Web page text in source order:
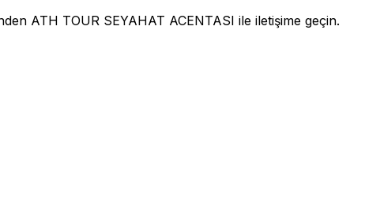
ATH TOUR SEYAHAT ACENTASI ile iletişime geçin.